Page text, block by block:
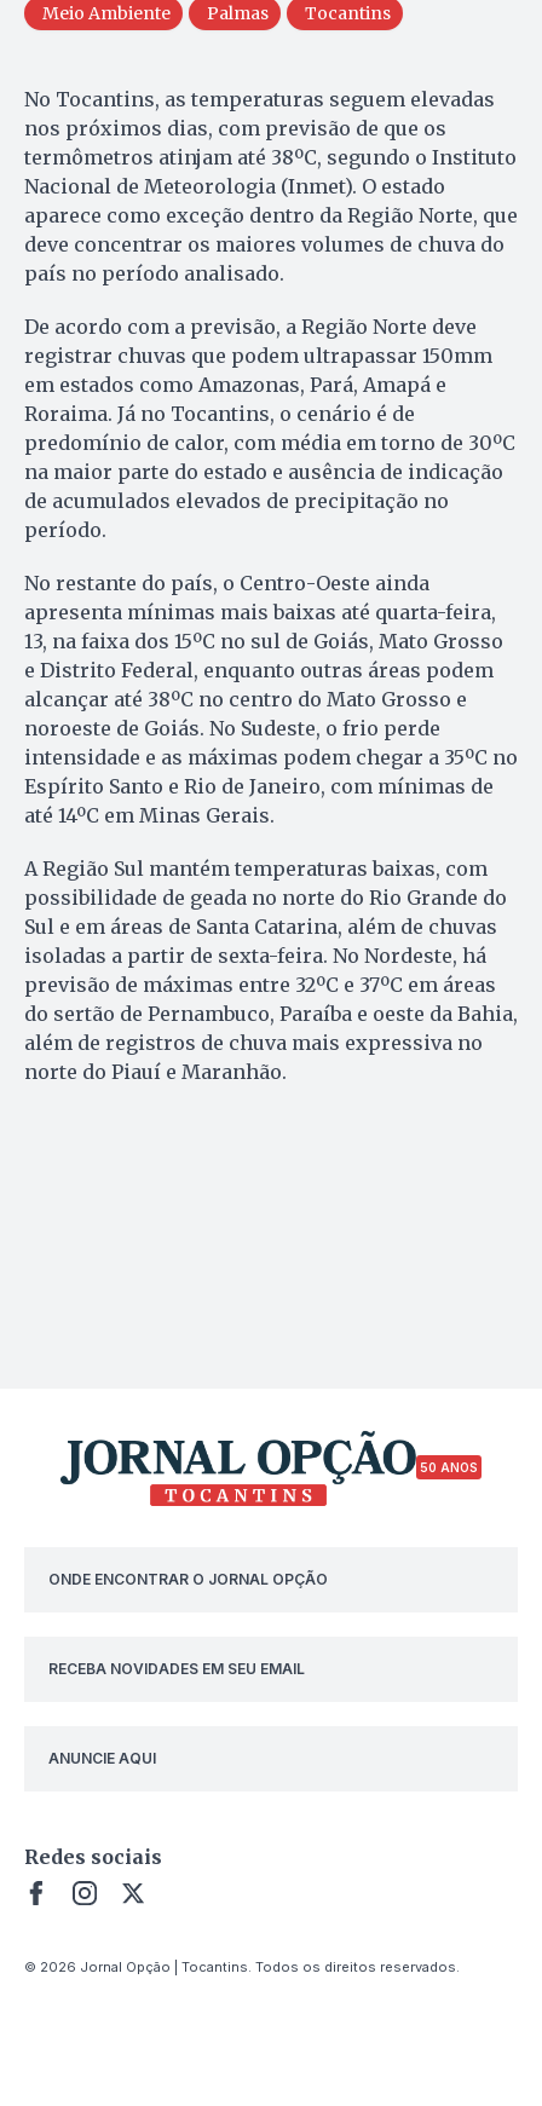
Meio Ambiente Palmas Tocantins
No Tocantins, as temperaturas seguem elevadas
nos próximos dias, com previsão de que os
termômetros atinjam até 38ºC, segundo o Instituto
Nacional de Meteorologia (Inmet). O estado
aparece como exceção dentro da Região Norte, que
deve concentrar os maiores volumes de chuva do
país no período analisado.
De acordo com a previsão, a Região Norte deve
registrar chuvas que podem ultrapassar 150mm
em estados como Amazonas, Pará, Amapá e
Roraima. Já no Tocantins, o cenário é de
predomínio de calor, com média em torno de 30ºC
na maior parte do estado e ausência de indicação
de acumulados elevados de precipitação no
período.
No restante do país, o Centro-Oeste ainda
apresenta mínimas mais baixas até quarta-feira,
13, na faixa dos 15ºC no sul de Goiás, Mato Grosso
e Distrito Federal, enquanto outras áreas podem
alcançar até 38ºC no centro do Mato Grosso e
noroeste de Goiás. No Sudeste, o frio perde
intensidade e as máximas podem chegar a 35ºC no
Espírito Santo e Rio de Janeiro, com mínimas de
até 14ºC em Minas Gerais.
A Região Sul mantém temperaturas baixas, com
possibilidade de geada no norte do Rio Grande do
Sul e em áreas de Santa Catarina, além de chuvas
isoladas a partir de sexta-feira. No Nordeste, há
previsão de máximas entre 32ºC e 37ºC em áreas
do sertão de Pernambuco, Paraíba e oeste da Bahia,
além de registros de chuva mais expressiva no
norte do Piauí e Maranhão.
50 ANOS
ONDE ENCONTRAR O JORNAL OPÇÃO
RECEBA NOVIDADES EM SEU EMAIL
ANUNCIE AQUI
Redes sociais
© 2026 Jornal Opção | Tocantins. Todos os direitos reservados.